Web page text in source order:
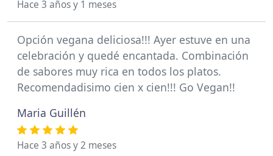
Hace 3 años y 1 meses
Opción vegana deliciosa!!! Ayer estuve en una
celebración y quedé encantada. Combinación
de sabores muy rica en todos los platos.
Recomendadisimo cien x cien!!! Go Vegan!!
Maria Guillén
Hace 3 años y 2 meses